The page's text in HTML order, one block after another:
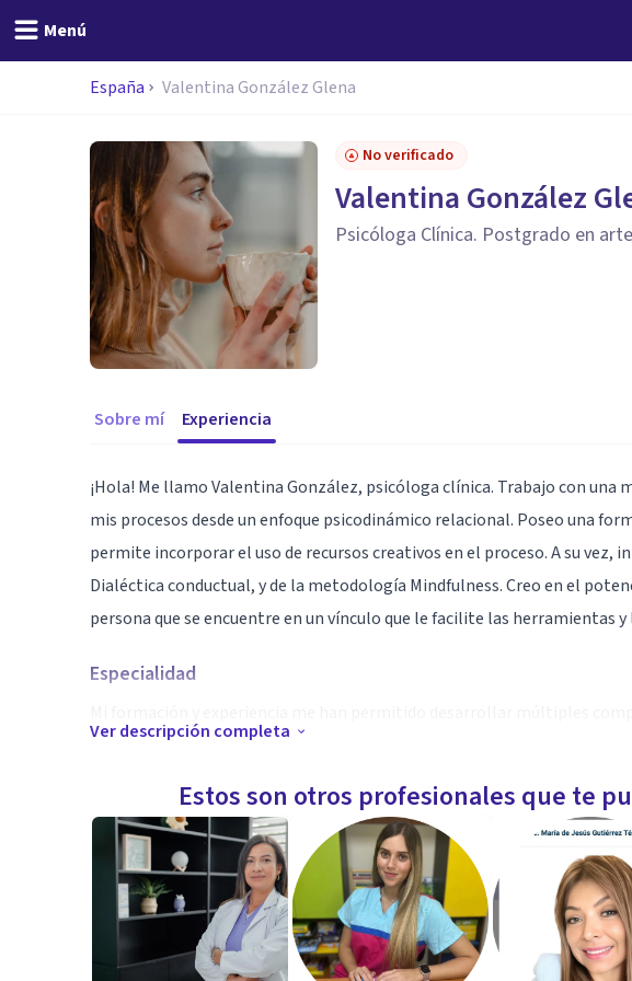
Menú
España Valentina González Glena
No verificado
Valentina González
Psicóloga Clínica. Postgrado en
Sobre mí Experiencia
¡Hola! Me llamo Valentina González, psicóloga clínica. Trabajo con una
mis procesos desde un enfoque psicodinámico relacional. Poseo una
permite incorporar el uso de recursos creativos en el proceso. A su vez,
Dialéctica conductual, y de la metodología Mindfulness. Creo en el
persona que se encuentre en un vínculo que le facilite las herramientas
Especialidad
destacan el trabajo con diferentes medios de comunicación, donde el
trastornos de la conducta alimentaria. A su vez, en torno al trabajo con
grados de diversidad funcional. Lo anterior, considera competencias
intervención, que buscan facilitar el desarrollo de habilidades
reeditar experiencias y patrones del pasado. Asociado a esto, cuento
trabajo remoto, con las cuales busco a intentar ampliar el uso y
Ver descripción completa
Estos son otros profesionales que te